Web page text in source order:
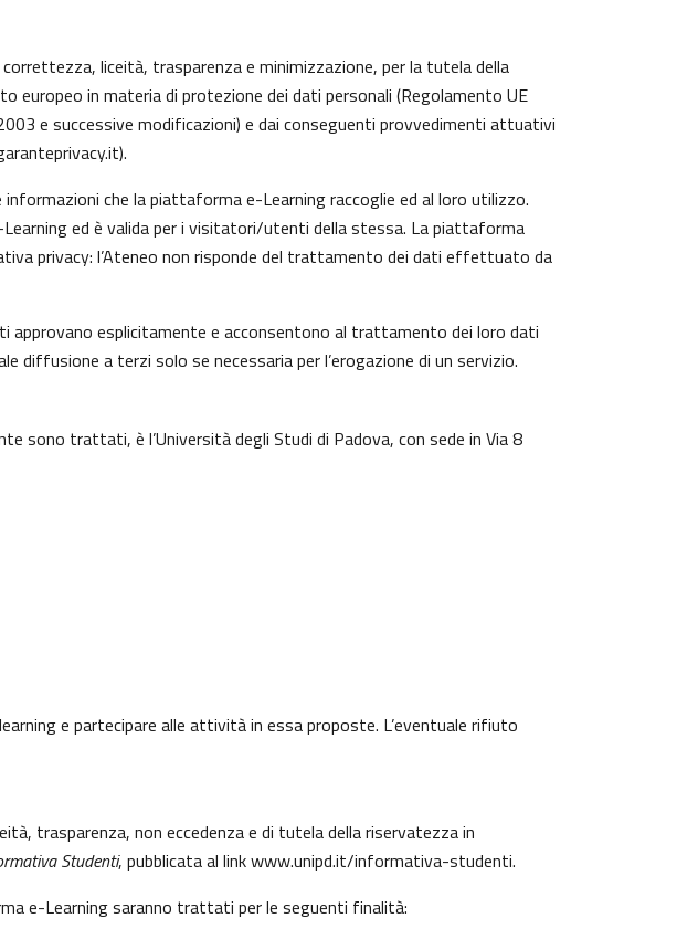
liceità, trasparenza e minimizzazione, per la tutela della
in materia di protezione dei dati personali (Regolamento UE
e successive modificazioni) e dai conseguenti provvedimenti attuativi
).
che la piattaforma e-Learning raccoglie ed al loro utilizzo.
ed è valida per i visitatori/utenti della stessa. La piattaforma
privacy: l’Ateneo non risponde del trattamento dei dati effettuato da
esplicitamente e acconsentono al trattamento dei loro dati
diffusione a terzi solo se necessaria per l’erogazione di un servizio.
sono trattati, è l’Università degli Studi di Padova, con sede in Via 8
e partecipare alle attività in essa proposte. L’eventuale rifiuto
trasparenza, non eccedenza e di tutela della riservatezza in
Studenti, pubblicata al linkwww.unipd.it/informativa-studenti.
e-Learning saranno trattati per le seguenti finalità: